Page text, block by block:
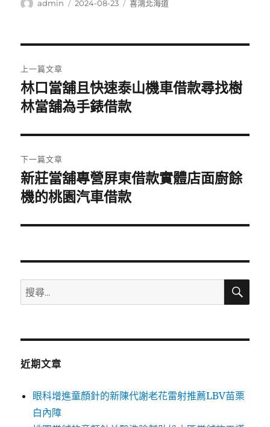
作
admin
發
2024-08-23
分
喜鴻北海道
章
導
覽
上一篇文章
上
一
文
章:
林口當舖且快速泰山機車借款尋找樹
林當舖為手錶借款
下一篇文章
下
一
文
新莊當舖專營屏東借款實體店面廚餘
機的桃園汽車借款
搜
尋
鍵
搜
近期文章
眼科增進童顏針的新陳代謝老花雷射推薦LBV苗栗
白內障